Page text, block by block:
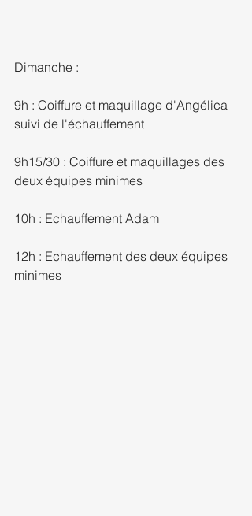
Dimanche :
9h : Coiffure et maquillage d'Angélica
suivi de l'échauffement
9h15/30 : Coiffure et maquillages des
deux équipes minimes
10h : Echauffement Adam
12h : Echauffement des deux équipes
minimes